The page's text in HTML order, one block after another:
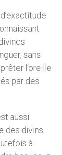
sans
l’oreille
par des
aussi
des divins
à